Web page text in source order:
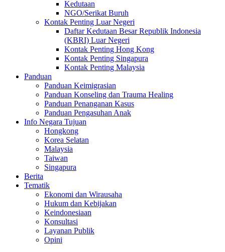
Kedutaan
NGO/Serikat Buruh
Kontak Penting Luar Negeri
Daftar Kedutaan Besar Republik Indonesia
(KBRI) Luar Negeri
Kontak Penting Hong Kong
Kontak Penting Singapura
Kontak Penting Malaysia
Panduan
Panduan Keimigrasian
Panduan Konseling dan Trauma Healing
Panduan Penanganan Kasus
Panduan Pengasuhan Anak
Info Negara Tujuan
Hongkong
Korea Selatan
Malaysia
Taiwan
Singapura
Berita
Tematik
Ekonomi dan Wirausaha
Hukum dan Kebijakan
Keindonesiaan
Konsultasi
Layanan Publik
Opini